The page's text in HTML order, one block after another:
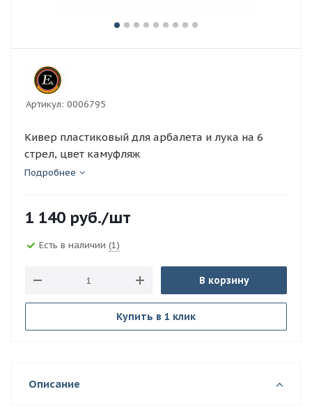
Артикул: 0006795
Кивер пластиковый для арбалета и лука на 6
стрел, цвет камуфляж
Подробнее
1 140 руб./шт
Есть в наличии (1)
В корзину
Купить в 1 клик
Описание